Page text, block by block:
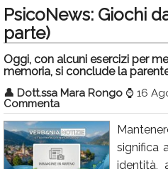
Politica
Sport
Info Utili
Rubriche
Calendario
PsicoNews: Giochi
parte)
Oggi, con alcuni esercizi per
memoria, si conclude la
👤 Dott.ssa Mara Rongo ⌚ 16
Commenta
significa
identità,